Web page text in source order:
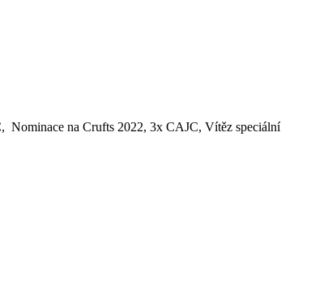
na Crufts 2022, 3x CAJC, Vítěz speciální